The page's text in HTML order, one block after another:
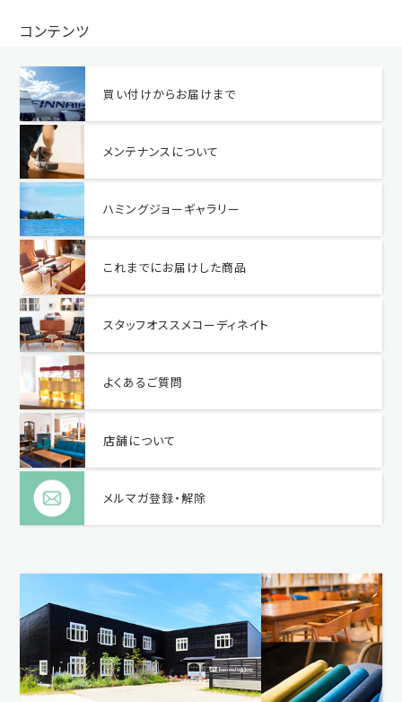
コンテンツ
買い付けからお届けまで
メンテナンスについて
ハミングジョーギャラリー
これまでにお届けした商品
スタッフオススメコーディネイト
よくあるご質問
店舗について
メルマガ登録・解除